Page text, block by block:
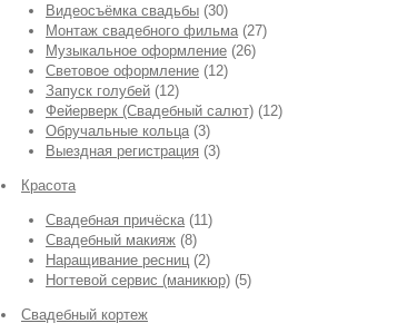
Видеосъёмка свадьбы (30)
Монтаж свадебного фильма(27)
Музыкальное оформление (26)
Световое оформление (12)
Запуск голубей (12)
Фейерверк (Свадебный салют) (12)
Обручальные кольца(3)
Выездная регистрация (3)
Красота
Свадебная причёска(11)
Свадебный макияж (8)
Наращивание ресниц (2)
Ногтевой сервис (маникюр) (5)
Свадебный кортеж